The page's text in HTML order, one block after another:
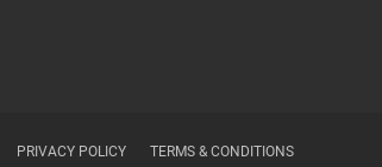
PRIVACY POLICY TERMS & CONDITIONS